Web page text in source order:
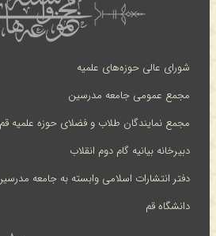
شورای عالی حوزه‌های علمیه
مجمع عمومی جامعه مدرسین
مجمع نمایندگان طلاب و فضلای حوزه علمیه قم
دبیرخانه بیانیه گام دوم انقلاب
دفتر انتشارات اسلامی وابسته به جامعه
دانشگاه قم